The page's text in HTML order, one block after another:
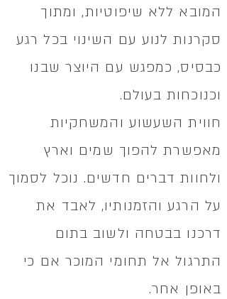
המובא ללא שיפוטיות, ומתוך
סקרנות לנוע עם השינוי בכל רגע
כבסיס, כמפגש עם היוצר שבנו
וכנוכחות בעולם.
חווית השעשוע והמשחקיות
מאפשרת להפוך שמים וארץ
ולחוות דברים חדשים. נוכל לסמוך
על הרגע והזמנותיו, לאבד את
דרכנו בבטחה ולשוב בתום
התרגול אל תחומי המוכר אם כי
באופן אחר.